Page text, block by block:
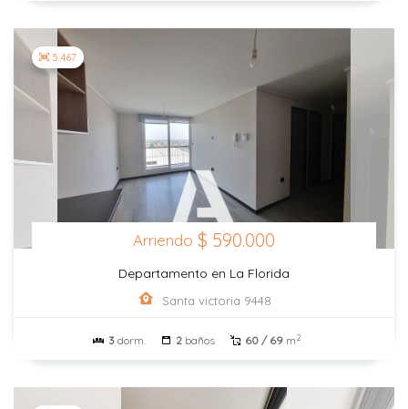
5.467
Arriendo $ 590.000
Departamento en La Florida
Santa victoria 9448
3 dorm. 2 baños 60 / 69 m2